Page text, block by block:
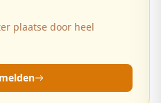
plaatse door heel